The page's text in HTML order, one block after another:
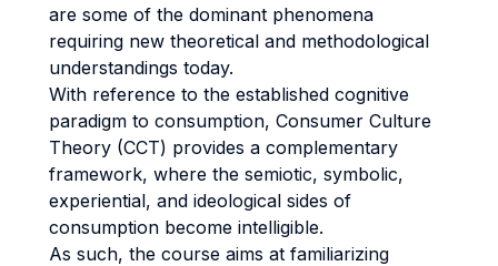
are some of the dominant phenomena
requiring new theoretical and methodological
understandings today.
With reference to the established cognitive
paradigm to consumption, Consumer Culture
Theory (CCT) provides a complementary
framework, where the semiotic, symbolic,
experiential, and ideological sides of
consumption become intelligible.
As such, the course aims at familiarizing